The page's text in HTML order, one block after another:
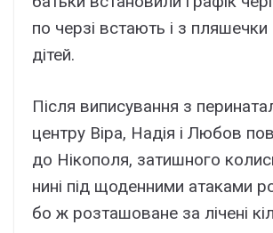
по черзі встають і з
дітей.
Після виписування з
центру Віра, Надія і Любов
до Нікополя, затишного
нині під щоденними атаками
бо ж розташоване за лічені